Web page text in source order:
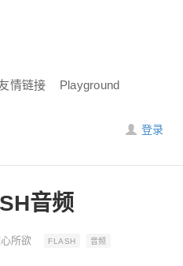
情链接 Playground
登录
音频
心所欲 FLASH 音频